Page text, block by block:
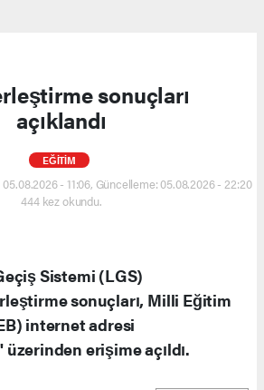
sonuçları
açıklandı
EĞİTİM
- 11:06, Güncelleme: 05.08.2026 - 22:20
444 kez okundu.
Sistemi (LGS)
sonuçları, Milli Eğitim
internet adresi
erişime açıldı.